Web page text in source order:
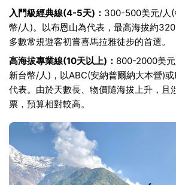
入門級經典線(4-5天)： 300-500美元/人
幣/人)。以布恩山為代表，最高海拔約
多數常規遊客初嘗喜馬拉雅徒步的首選。
高海拔專業線(10天以上)： 800-2000美
新台幣/人)，以ABC(安納普爾納大本營)
代表。由於天數長、物價隨海拔上升，且
票，預算相對較高。